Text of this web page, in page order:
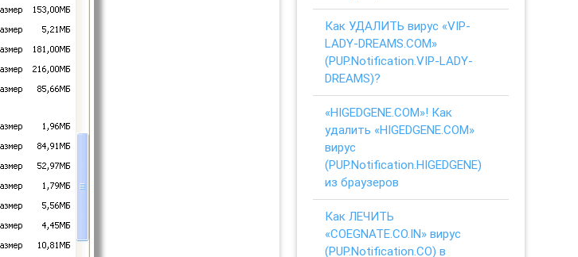
Как УДАЛИТЬ вирус «VIP-
LADY-DREAMS.COM»
(PUP.Notification.VIP-LADY-
DREAMS)?
«HIGEDGENE.COM»! Как
удалить «HIGEDGENE.COM»
вирус
(PUP.Notification.HIGEDGENE)
из браузеров
Как ЛЕЧИТЬ
«COEGNATE.CO.IN» вирус
(PUP.Notification.CO) в